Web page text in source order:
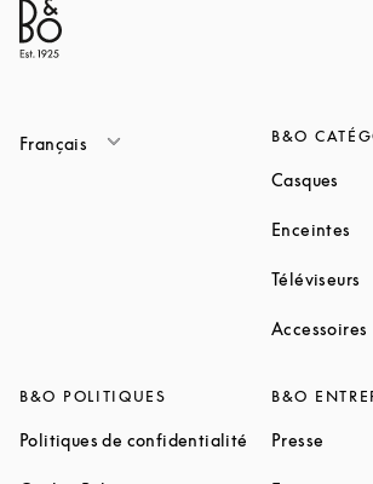
Français B&O
Casques
Enceintes
Téléviseurs
Accessoires
B&O POLITIQUES
Politiques de confidentialité Link Opens in
B&O
Presse